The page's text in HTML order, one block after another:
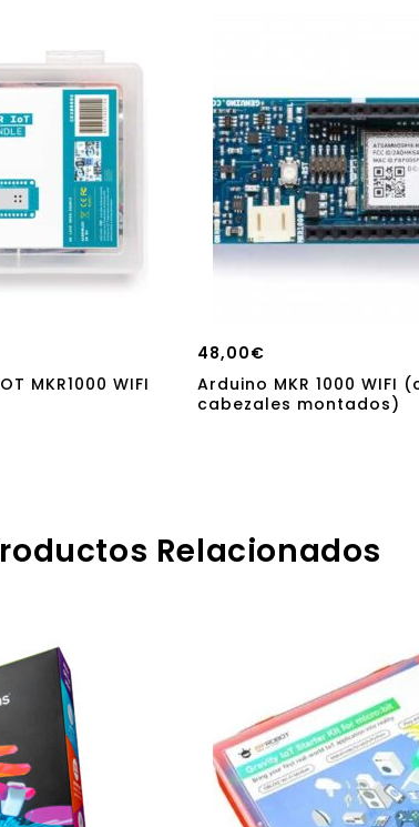
MKR1000 WIFI
48,00€
Arduino MKR 1000 WIFI
cabezales montados)
Relacionados